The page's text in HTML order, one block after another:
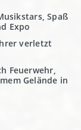
Spaß
Expo
verletzt
Feuerwehr,
Gelände in